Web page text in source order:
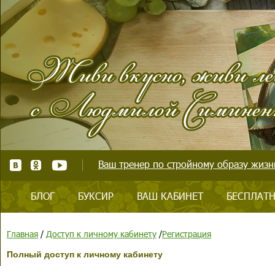
Ваш тренер по стройному образу
БЛОГ БУКСИР ВАШ КАБИНЕТ
Главная / Доступ к личному кабинету /Регистрация
Полный доступ к личному кабинету